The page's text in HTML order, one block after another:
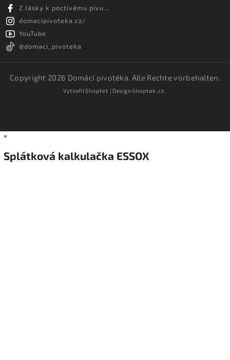
Z lásky k poctivému pivu...
domacipivoteka.cz/
YouTube
@domaci_pivoteka
Copyright 2026 Domácí pivotéka. Alle Rechte vorbehalten.
VytvořilShoptet | DesignShoptak.cz.
×
Splátková kalkulačka ESSOX